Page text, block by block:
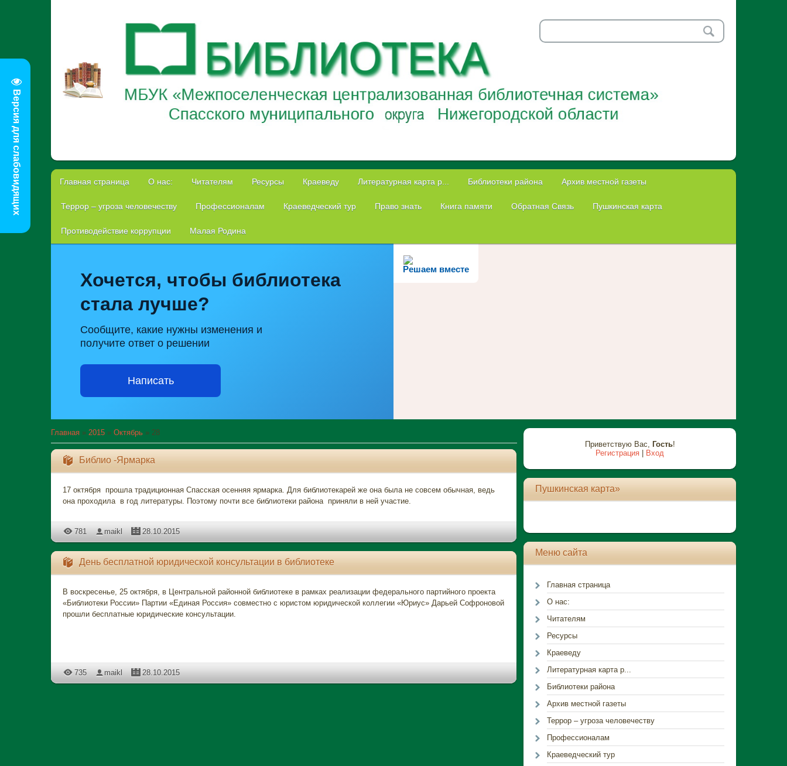
Версия для слабовидящих Главная страница О нас: Читателям Ресурсы Краеведу Литературная карта р... Библиотеки района Архив местной газеты
Террор – угроза человечеству Профессионалам Краеведческий тур Право знать Книга памяти Обратная Связь Пушкинская карта
Противодействие коррупции Малая Родина
Решаем вместе
Хочется, чтобы библиотека
стала лучше?
Сообщите, какие нужны изменения и
получите ответ о решении
Написать
Главная » 2015 » Октябрь » 28
Библио -Ярмарка
17 октября прошла традиционная Спасская осенняя ярмарка. Для библиотекарей же она была не совсем обычная, ведь
она проходила в год литературы. Поэтому почти все библиотеки района приняли в ней участие.
781 maikl 28.10.2015
День бесплатной юридической консультации в библиотеке
В воскресенье, 25 октября, в Центральной районной библиотеке в рамках реализации федерального партийного проекта
«Библиотеки России» Партии «Единая Россия» совместно с юристом юридической коллегии «Юриус» Дарьей Софроновой
прошли бесплатные юридические консультации.
735 maikl 28.10.2015
Приветствую Вас Гость!
Регистрация | Вход
Пушкинская карта»
Меню сайта
Главная страница
О нас:
Читателям
Ресурсы
Краеведу
Литературная карта р...
Библиотеки района
Архив местной газеты
Террор – угроза человечеству
Профессионалам
Краеведческий тур